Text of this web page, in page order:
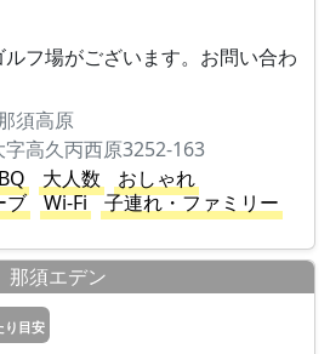
フ場がございます。お問い合わ
須高原
高久丙西原3252-163
大人数
おしゃれ
ブ Wi-Fi
子連れ・ファミリー
那須エデン
り目安